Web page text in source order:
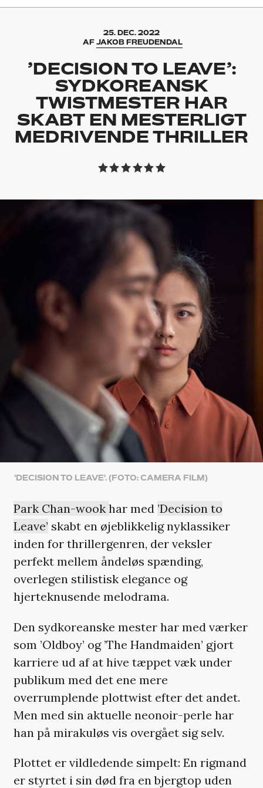
25. DEC. 2022
AFJAKOB FREUDENDAL
’DECISION TO LEAVE’:
SYDKOREANSK
TWISTMESTER HAR
SKABT EN MESTERLIGT
MEDRIVENDE THRILLER
'DECISION TO LEAVE'. (FOTO: CAMERA FILM)
Park Chan-wook har med ’Decision to
Leave’ skabt en øjeblikkelig nyklassiker
inden for thrillergenren, der veksler
perfekt mellem åndeløs spænding,
overlegen stilistisk elegance og
hjerteknusende melodrama.
Den sydkoreanske mester har med værker
som ’Oldboy’ og ’The Handmaiden’ gjort
karriere ud af at hive tæppet væk under
publikum med det ene mere
overrumplende plottwist efter det andet.
Men med sin aktuelle neonoir-perle har
han på mirakuløs vis overgået sig selv.
Plottet er vildledende simpelt: En rigmand
er styrtet i sin død fra en bjergtop uden